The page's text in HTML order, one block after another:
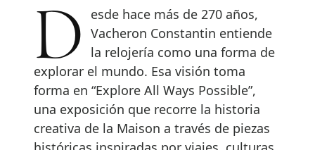
Desde hace más de 270 años,
Vacheron Constantin entiende
la relojería como una forma de
explorar el mundo. Esa visión toma
forma en “Explore All Ways Possible”,
una exposición que recorre la historia
creativa de la Maison a través de piezas